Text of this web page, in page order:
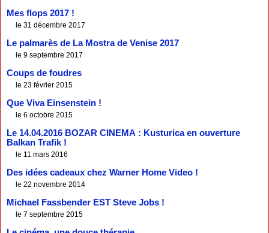
Mes flops 2017 !
le 31 décembre 2017
Le palmarès de La Mostra de Venise 2017
le 9 septembre 2017
Coups de foudres
le 23 février 2015
Que Viva Einsenstein !
le 6 octobre 2015
Le 14.04.2016 BOZAR CINEMA : Kusturica en ouverture
Balkan Trafik !
le 11 mars 2016
Des idées cadeaux chez Warner Home Video !
le 22 novembre 2014
Michael Fassbender EST Steve Jobs !
le 7 septembre 2015